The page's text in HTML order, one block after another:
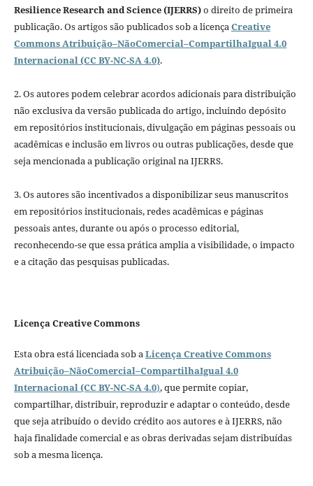
Resilience Research and Science (IJERRS)o direito de primeira
publicação. Os artigos são publicados sob a licençaCreative
Commons Atribuição–NãoComercial–CompartilhaIgual 4.0
Internacional (CC BY-NC-SA 4.0).
2. Os autores podem celebrar acordos adicionais para distribuição
não exclusiva da versão publicada do artigo, incluindo depósito
em repositórios institucionais, divulgação em páginas pessoais ou
acadêmicas e inclusão em livros ou outras publicações, desde que
seja mencionada a publicação original na IJERRS.
3. Os autores são incentivados a disponibilizar seus manuscritos
em repositórios institucionais, redes acadêmicas e páginas
pessoais antes, durante ou após o processo editorial,
reconhecendo-se que essa prática amplia a visibilidade, o impacto
e a citação das pesquisas publicadas.
Licença Creative Commons
Esta obra está licenciada sob aLicença Creative Commons
Atribuição–NãoComercial–CompartilhaIgual 4.0
Internacional (CC BY-NC-SA 4.0), que permite copiar,
compartilhar, distribuir, reproduzir e adaptar o conteúdo, desde
que seja atribuído o devido crédito aos autores e à IJERRS, não
haja finalidade comercial e as obras derivadas sejam distribuídas
sob a mesma licença.